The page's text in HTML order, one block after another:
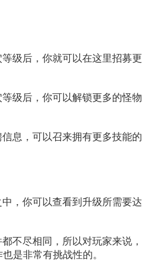
级后，你就可以在这里招募更
级后，你可以解锁更多的怪物
息，可以召来拥有更多技能的
，你可以查看到升级所需要达
不尽相同，所以对玩家来说，
是非常有挑战性的。